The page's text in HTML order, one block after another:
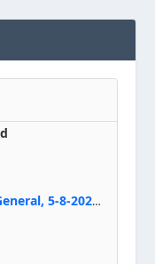
Papa León Xiv en la Audiencia General, 5-8-2026: «Dios en el primer puesto; la oración, nuestra primera obligación; la liturgia, la primera fuente de la vida divina que se nos comunica, la primera escuela de nuestra vida espiritual»